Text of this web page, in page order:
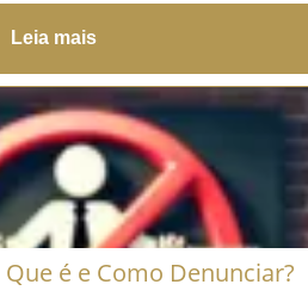
Leia mais
é e Como Denunciar?